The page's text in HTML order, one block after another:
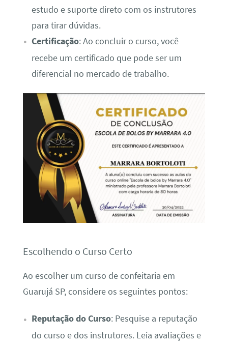
estudo e suporte direto com os instrutores
para tirar dúvidas.
Certificação: Ao concluir o curso, você
recebe um certificado que pode ser um
diferencial no mercado de trabalho.
Escolhendo o Curso Certo
Ao escolher um curso de confeitaria em
Guarujá SP, considere os seguintes pontos:
Reputação do Curso: Pesquise a reputação
do curso e dos instrutores. Leia avaliações e